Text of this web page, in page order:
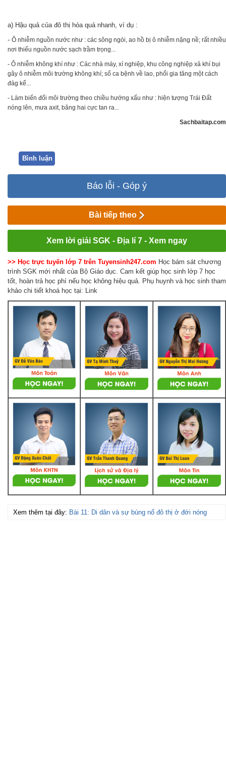
a) Hậu quả của đô thị hóa quá nhanh, ví dụ :
- Ô nhiễm nguồn nước như : các sông ngòi, ao hồ bị ô nhiễm nặng nề; rất nhiều
nơi thiếu nguồn nước sạch trầm trọng...
- Ô nhiễm không khí như : Các nhà máy, xí nghiệp, khu công nghiệp xả khí bụi
gây ô nhiễm môi trường không khí; số ca bệnh về lao, phổi gia tăng một cách
đág kể...
- Làm biến đổi môi trường theo chiều hướng xấu như : hiện tượng Trái Đất
nóng lên, mưa axit, băng hai cực tan ra...
Sachbaitap.com
Bình luận
Báo lỗi - Góp ý
Bài tiếp theo
Xem lời giải SGK - Địa lí 7 - Xem ngay
>> Học trực tuyến lớp 7 trên Tuyensinh247.com Học bám sát chương
trình SGK mới nhất của Bộ Giáo dục. Cam kết giúp học sinh lớp 7 học
tốt, hoàn trả học phí nếu học không hiệu quả. Phụ huynh và học sinh tham
khảo chi tiết khoá học tại: Link
Xem thêm tại đây: Bài 11: Di dân và sự bùng nổ đô thị ở đới nóng